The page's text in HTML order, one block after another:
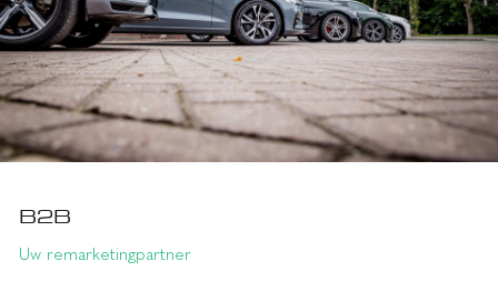
B2B
Uw remarketingpartner